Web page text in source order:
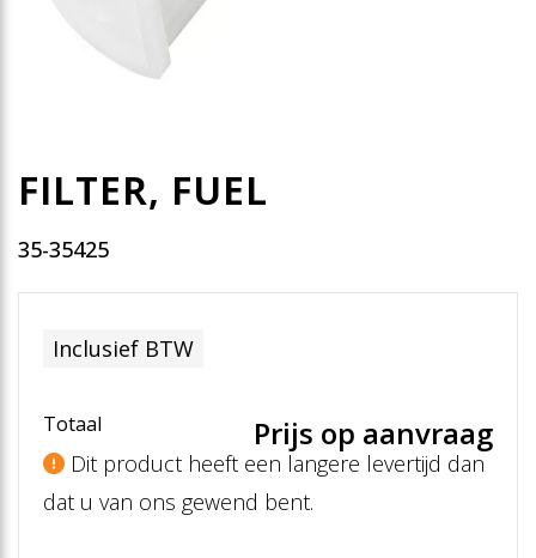
FILTER, FUEL
35-35425
Inclusief BTW
Totaal Prijs op aanvraag
Dit product heeft een langere levertijd dan
dat u van ons gewend bent.